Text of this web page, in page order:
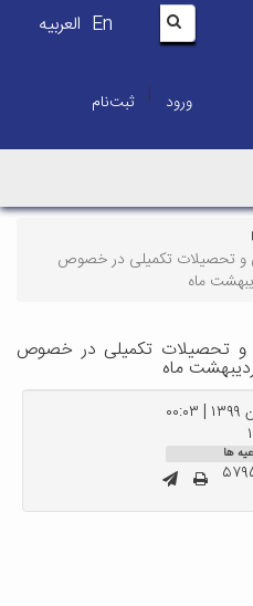
En العربیه
ورود | ثبت‌نام
و تحصیلات تکمیلی در خصوص
و تحصیلات تکمیلی در خصوص
ها